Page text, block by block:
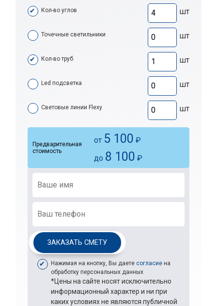
Кол-во углов шт
Точечные светильники шт
Кол-во труб шт
Led подсветка шт
Световые линии Flexy шт
Предварительная
стоимость
от 5 100 ₽
до 8 100 ₽
ЗАКАЗАТЬ СМЕТУ
Нажимая на кнопку, Вы даете согласие на
обработку персональных данных
*Цены на сайте носят исключительно
информационный характер и ни при
каких условиях не являются публичной